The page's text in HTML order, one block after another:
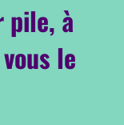
pile, à
le